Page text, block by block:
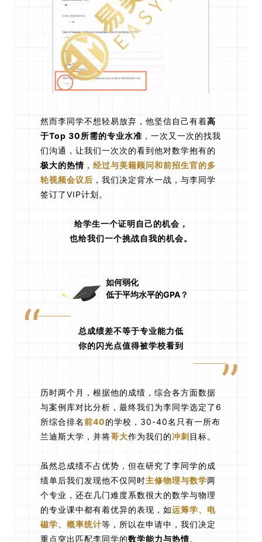
然而李同学不想轻易放弃，他坚信自己有着高
于Top 30所需的专业水准 ，一次又一次的找我
们沟通，让我们一次次的看到他对数学抱有的
极大的热情 ， 经过与美籍顾问和前招生官的多
轮视频会议后 ，我们决定背水一战，与李同学
签订了VIP计划。
给学生一个证明自己的机会，
也给我们一个挑战自我的机会。
如何弱化
低于平均水平的GPA？
“
总成绩差不等于专业能力低
你的闪光点值得被学校看到
”
历时两个月，根据他的成绩，综合各方面数据
与案例库对比分析，最终我们为李同学选定了6
所综合排名前40的学校，30-40名只有一所布
兰迪斯大学，并将哥大作为我们的冲刺目标。
虽然总成绩不占优势，但在研究了李同学的成
绩单后我们发现他不仅同时主修物理与数学两
个专业，还在几门难度系数很大的数学与物理
的专业课中都有着优异的表现，如运筹学、电
磁学、概率统计等，所以在申请中，我们决定
重点突出匹配李同学的数学能力与热情。